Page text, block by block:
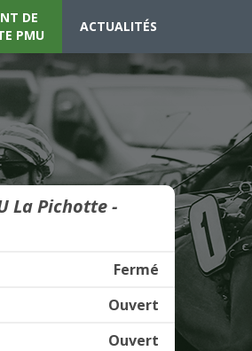
DE
PMU
ACTUALITÉS
La Pichotte -
Fermé
Ouvert
Ouvert